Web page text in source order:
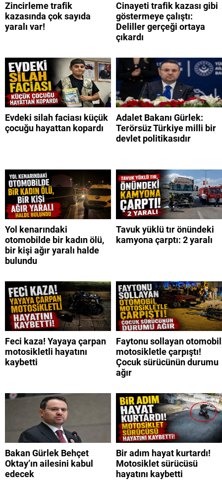
Zincirleme trafik
kazasında çok sayıda
yaralı var!
Cinayeti trafik kazası gibi
göstermeye çalıştı:
Deliller gerçeği ortaya
çıkardı
Evdeki silah faciası küçük
çocuğu hayattan kopardı
Adalet Bakanı Gürlek:
Terörsüz Türkiye milli bir
devlet politikasıdır
Yol kenarındaki
otomobilde bir kadın ölü,
bir kişi ağır yaralı halde
bulundu
Tavuk yüklü tır önündeki
kamyona çarptı: 2 yaralı
Feci kaza! Yayaya çarpan
motosikletli hayatını
kaybetti
Faytonu sollayan otomobil
motosikletle çarpıştı!
Çocuk sürücünün durumu
ağır
Bakan Gürlek Behçet
Oktay’ın ailesini kabul
edecek
Bir adım hayat kurtardı!
Motosiklet sürücüsü
hayatını kaybetti